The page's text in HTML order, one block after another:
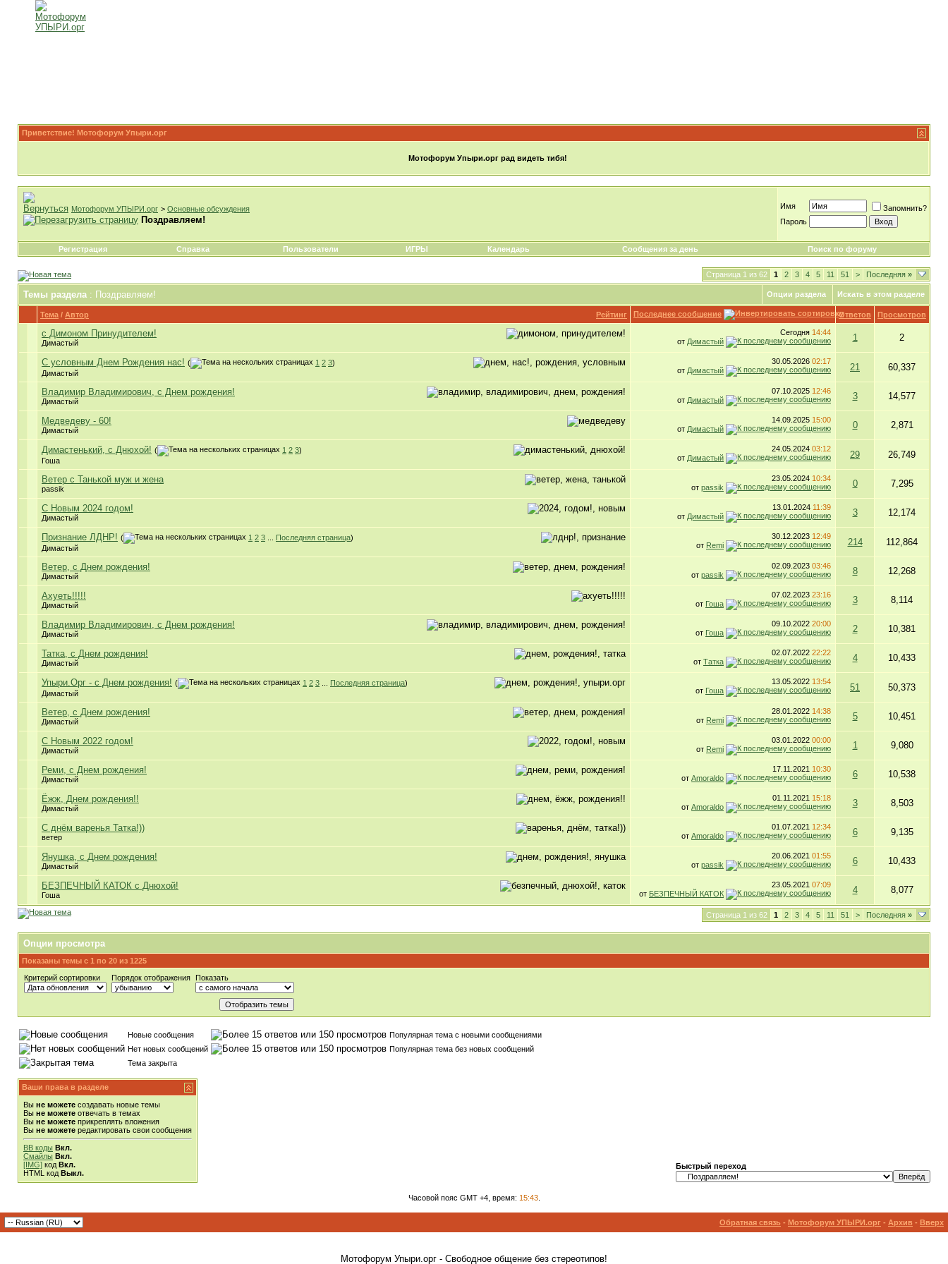
Приветствие! Мотофорум Упыри.орг
Мотофорум Упыри.орг рад видеть тибя!
Мотофорум УПЫРИ.орг > Основные обсуждения
Поздравляем!
Имя
Запомнить?
Пароль
Регистрация Справка Пользователи ИГРЫ Календарь Сообщения за день Поиск по форуму
Страница 1 из 62 1 2 3 4 5 11 51 > Последняя »
Темы раздела: Поздравляем! Опции раздела Искать в этом разделе
Рейтинг
Тема / Автор Последнее сообщение Ответов Просмотров
с Димоном Принудителем!
Димастый
Сегодня 14:44
от Димастый 1 2
С условным Днем Рождения нас! ( 1 2 3)
Димастый
30.05.2026 02:17
от Димастый 21 60,337
Владимир Владимирович, с Днем рождения!
Димастый
07.10.2025 12:46
от Димастый 3 14,577
Медведеву - 60!
Димастый
14.09.2025 15:00
от Димастый 0 2,871
Димастенький, с Днюхой! ( 1 2 3)
Гоша
24.05.2024 03:12
от Димастый 29 26,749
Ветер с Танькой муж и жена
passik
23.05.2024 10:34
от passik 0 7,295
С Новым 2024 годом!
Димастый
13.01.2024 11:39
от Димастый 3 12,174
Признание ЛДНР! ( 1 2 3 Последняя страница)
Димастый
30.12.2023 12:49
от Remi 214 112,864
Ветер, с Днем рождения!
Димастый
02.09.2023 03:46
от passik 8 12,268
Ахуеть!!!!!
Димастый
07.02.2023 23:16
от Гоша 3 8,114
Владимир Владимирович, с Днем рождения!
Димастый
09.10.2022 20:00
от Гоша 2 10,381
Татка, с Днем рождения!
Димастый
02.07.2022 22:22
от Татка 4 10,433
Упыри.Орг - с Днем рождения! ( 1 2 3 Последняя страница)
Димастый
13.05.2022 13:54
от Гоша 51 50,373
Ветер, с Днем рождения!
Димастый
28.01.2022 14:38
от Remi 5 10,451
С Новым 2022 годом!
Димастый
03.01.2022 00:00
от Remi 1 9,080
Реми, с Днем рождения!
Димастый
17.11.2021 10:30
от Amoraldo 6 10,538
Ёжж, Днем рождения!!
Димастый
01.11.2021 15:18
от Amoraldo 3 8,503
С днём варенья Татка!))
ветер
01.07.2021 12:34
от Amoraldo 6 9,135
Янушка, с Днем рождения!
Димастый
20.06.2021 01:55
от passik 6 10,433
БЕЗПЕЧНЫЙ КАТОК c Днюхой!
Гоша
23.05.2021 07:09
от БЕЗПЕЧНЫЙ КАТОК 4 8,077
Страница 1 из 62 1 2 3 4 5 11 51 > Последняя »
Опции просмотра
Показаны темы с 1 по 20 из 1225
Критерий сортировки
Порядок отображения Показать
Новые сообщения
Популярная тема с новыми сообщениями
Нет новых сообщений
Популярная тема без новых сообщений
Тема закрыта
Ваши права в разделе
Вы не можете создавать новые темы
Вы не можете отвечать в темах
Вы не можете прикреплять вложения
Вы не можете редактировать свои сообщения
BB коды Вкл.
Смайлы Вкл.
[IMG] код Вкл.
HTML код Выкл.
Быстрый переход
Часовой пояс GMT +4, время: 15:43.
Обратная связь - Мотофорум УПЫРИ.орг - Архив - Вверх
Мотофорум Упыри.орг - Свободное общение без стереотипов!